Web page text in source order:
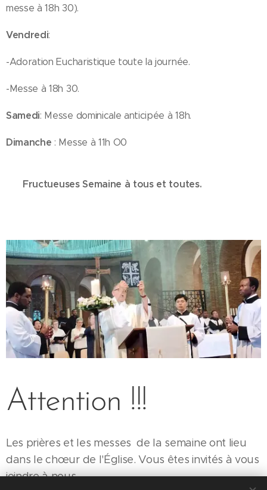
messe à 18h 30).
Vendredi:
-Adoration Eucharistique toute la journée.
-Messe à 18h 30.
Samedi: Messe dominicale anticipée à 18h.
Dimanche : Messe à 11h O0
FructueusesSemaine à tous et toutes.
Attention !!!
Les prières et les messes de la semaine ont lieu
dans le chœur de l'Église. Vous êtes invités à vous
joindre à nous.